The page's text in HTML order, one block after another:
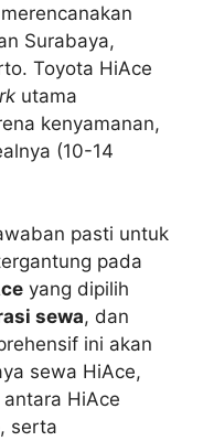
Surabaya,
Toyota HiAce
utama
kenyamanan,
(10-14
pasti untuk
pada
yang dipilih
sewa, dan
ini akan
sewa HiAce,
HiAce
serta